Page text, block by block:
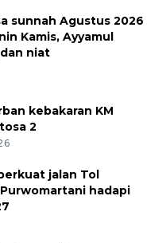
sunnah Agustus 2026
Kamis, Ayyamul
niat
kebakaran KM
2
jalan Tol
hadapi